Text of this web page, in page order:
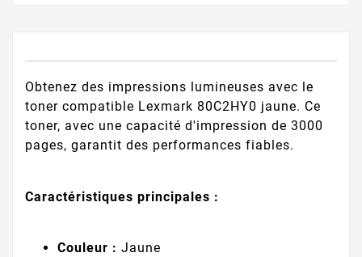
Obtenez des impressions lumineuses avec le
toner compatible Lexmark 80C2HY0 jaune. Ce
toner, avec une capacité d'impression de 3000
pages, garantit des performances fiables.
Caractéristiques principales :
Couleur : Jaune